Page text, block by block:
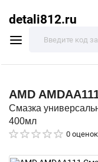
detali812.ru
AMD
Смазка
400мл
0 оценок